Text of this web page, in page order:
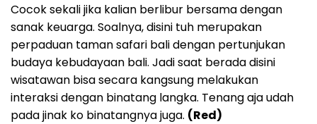
Cocok sekali jika kalian berlibur bersama dengan
sanak keuarga. Soalnya, disini tuh merupakan
perpaduan taman safari bali dengan pertunjukan
budaya kebudayaan bali. Jadi saat berada disini
wisatawan bisa secara kangsung melakukan
interaksi dengan binatang langka. Tenang aja udah
pada jinak ko binatangnya juga. (Red)